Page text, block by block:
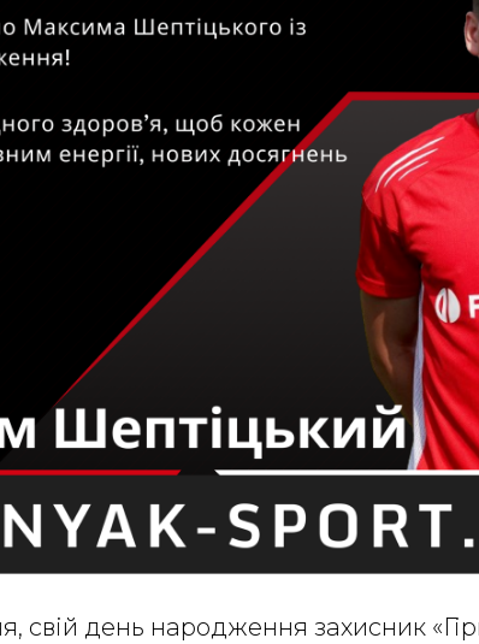
свій день народження захисник